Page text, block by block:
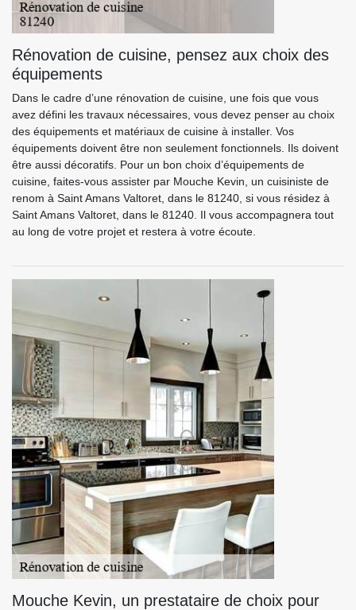
Rénovation de cuisine, pensez aux choix des
équipements
Dans le cadre d’une rénovation de cuisine, une fois que vous
avez défini les travaux nécessaires, vous devez penser au choix
des équipements et matériaux de cuisine à installer. Vos
équipements doivent être non seulement fonctionnels. Ils doivent
être aussi décoratifs. Pour un bon choix d’équipements de
cuisine, faites-vous assister par Mouche Kevin, un cuisiniste de
renom à Saint Amans Valtoret, dans le 81240, si vous résidez à
Saint Amans Valtoret, dans le 81240. Il vous accompagnera tout
au long de votre projet et restera à votre écoute.
Mouche Kevin, un prestataire de choix pour